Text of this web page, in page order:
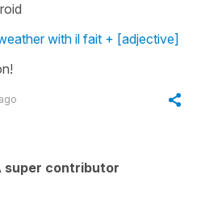
with il fait + [adjective]
super contributor